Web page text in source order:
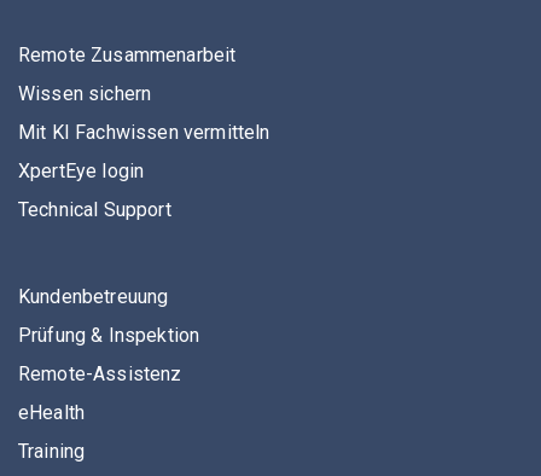
Remote Zusammenarbeit
Wissen sichern
Mit KI Fachwissen vermitteln
XpertEye login
Technical Support
Kundenbetreuung
Prüfung & Inspektion
Remote-Assistenz
eHealth
Training